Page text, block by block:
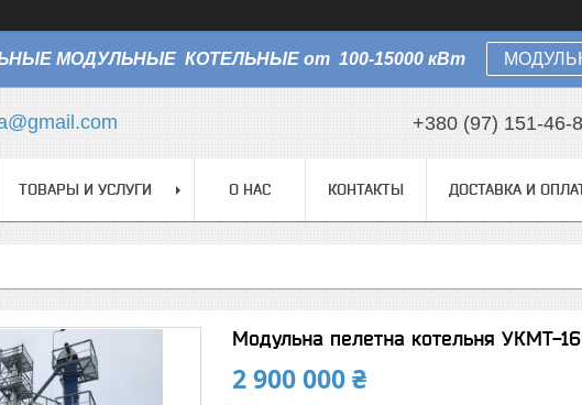
МОДУЛЬНЫЕ КОТЕЛЬНЫЕ от 100-15000 кВт
+380 (97) 151-46-
ТОВАРЫ И УСЛУГИ О НАС КОНТАКТЫ ДОСТАВКА И
Модульна пелетна котельня УКМТ-
2 900 000 ₴